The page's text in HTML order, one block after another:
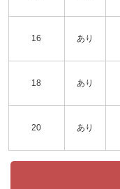
16 あり
18 あり
20 あり